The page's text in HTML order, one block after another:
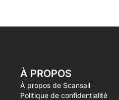
À PROPOS
À propos de Scansail
Politique de confidentialité